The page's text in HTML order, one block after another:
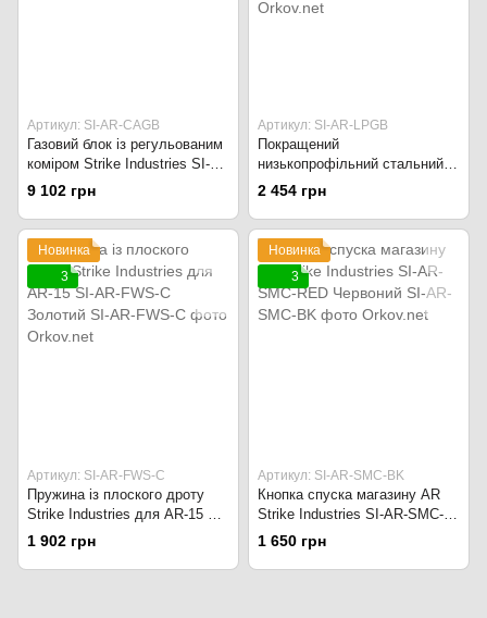
Артикул: SI-AR-CAGB
Газовий блок із регульованим
коміром Strike Industries SI-
AR-CAGB Чорний
9 102 грн
Артикул: SI-AR-LPGB
Покращений
низькопрофільний стальний
газовий блок AR-15 Strike
Industries SI-AR-LPGB чорний
2 454 грн
Новинка
3
Артикул: SI-AR-FWS-C
Пружина із плоского дроту
Strike Industries для AR-15 SI-
AR-FWS-C Золотий
1 902 грн
Новинка
3
Артикул: SI-AR-SMC-BK
Кнопка спуска магазину AR
Strike Industries SI-AR-SMC-
RED Червоний
1 650 грн